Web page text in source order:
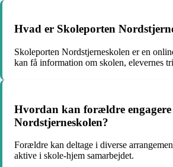
Hvad er Skoleporten
Skoleporten Nordstjerneskolen er en
kan få information om skolen, elevernes
Hvordan kan forældre engagere
Nordstjerneskolen?
Forældre kan deltage i diverse
aktive i skole-hjem samarbejdet.